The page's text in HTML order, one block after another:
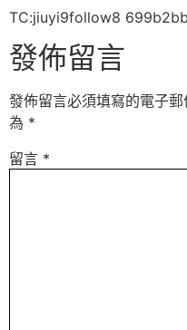
TC:jiuyi9follow8
發佈留言
發佈留言必須填寫的電子郵
為 *
留言 *